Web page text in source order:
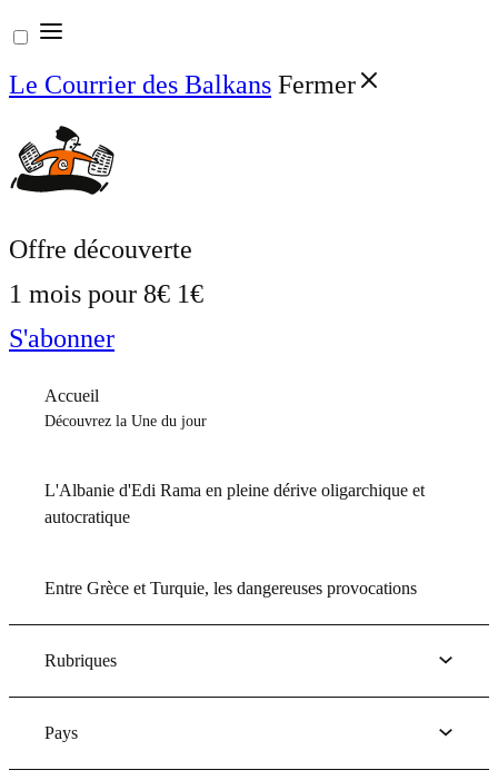
Aller
au
contenu
Le Courrier des Balkans Fermer
Offre découverte
1 mois pour 8€ 1€
S'abonner
Accueil
Découvrez la Une du jour
L'Albanie d'Edi Rama en pleine dérive oligarchique et
autocratique
Entre Grèce et Turquie, les dangereuses provocations
Rubriques
Pays